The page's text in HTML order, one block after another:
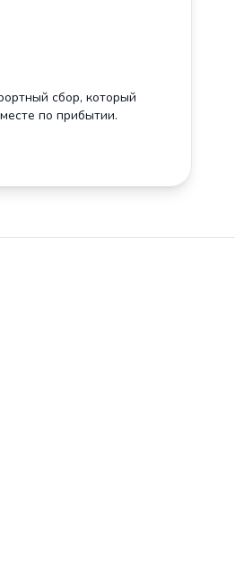
сбор, который
по прибытии.